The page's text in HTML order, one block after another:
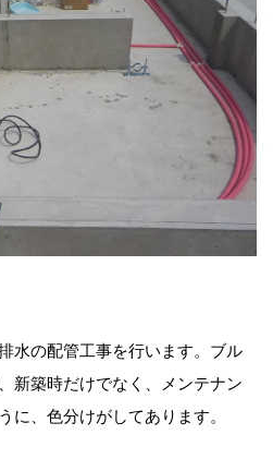
水の配管工事を行います。ブル
新築時だけでなく、メンテナン
に、色分けがしてあります。